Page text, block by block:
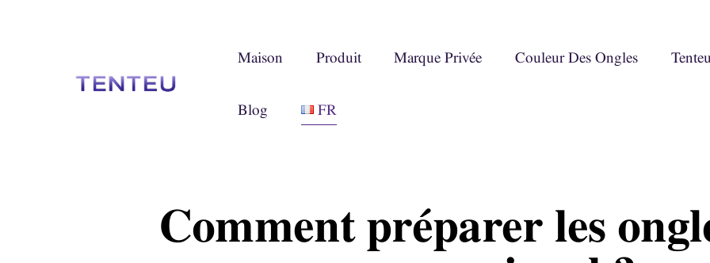
Maison Produit Marque Privée Couleur Des Ongles Tenteu
Blog FR
Comment préparer les